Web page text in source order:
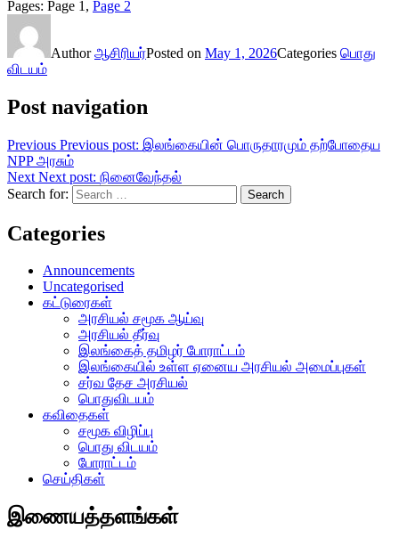
Pages: Page 1 , Page 2
Authorஆசிரியர்Posted on May 1, 2026Categories பொது
விடயம்
Post navigation
Previous Previous post: இலங்கையின் பொருதாரமும் தற்போதைய
NPP அரசும்
Next Next post: நினைவேந்தல்
Search for:
Search
Categories
Announcements
Uncategorised
கட்டுரைகள்
அரசியல் சமூக ஆய்வு
அரசியல் தீர்வு
இலங்கைத் தமிழர் போராட்டம்
இலங்கையில் உள்ள ஏனைய அரசியல் அமைப்புகள்
சர்வ தேச அரசியல்
பொதுவிடயம்
கவிதைகள்
சமூக விழிப்பு
பொது விடயம்
போராட்டம்
செய்திகள்
இணையத்தளங்கள்